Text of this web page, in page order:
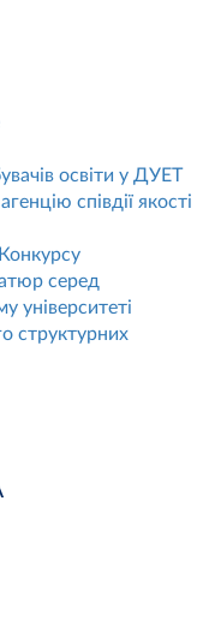
освіти у ДУЕТ
співдії якості
серед
університеті
структурних